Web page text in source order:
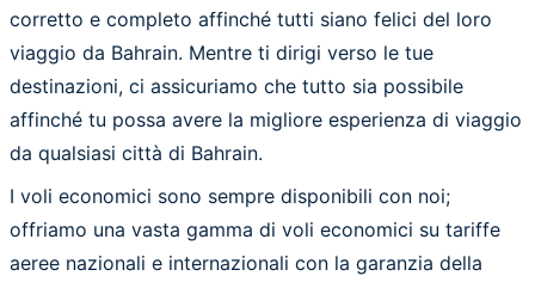
corretto e completo affinché tutti siano felici del loro
viaggio da Bahrain. Mentre ti dirigi verso le tue
destinazioni, ci assicuriamo che tutto sia possibile
affinché tu possa avere la migliore esperienza di viaggio
da qualsiasi città di Bahrain.
I voli economici sono sempre disponibili con noi;
offriamo una vasta gamma di voli economici su tariffe
aeree nazionali e internazionali con la garanzia della